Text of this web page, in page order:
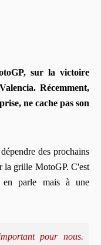
sur la victoire
Récemment,
ne cache pas son
des prochains
la grille MotoGP. C'est
en parle mais à une
pour nous.